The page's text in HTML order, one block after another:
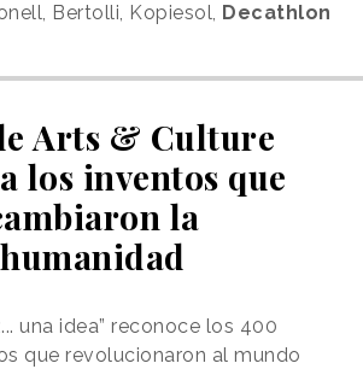
Bertolli, Kopiesol, Decathlon
Arts & Culture
los inventos que
la
humanidad
una idea” reconoce los 400
que revolucionaron al mundo